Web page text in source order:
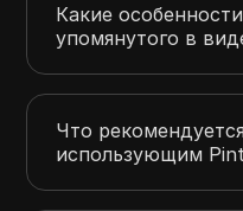
Какие
упомянутого в
Что
использующим